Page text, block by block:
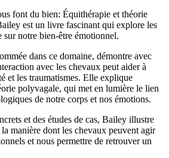
font du bien: Équithérapie et théorie
est un livre fascinant qui explore les
notre bien-être émotionnel.
dans ce domaine, démontre avec
avec les chevaux peut aider à
et les traumatismes. Elle explique
polyvagale, qui met en lumière le lien
de notre corps et nos émotions.
et des études de cas, Bailey illustre
manière dont les chevaux peuvent agir
et nous permettre de retrouver un